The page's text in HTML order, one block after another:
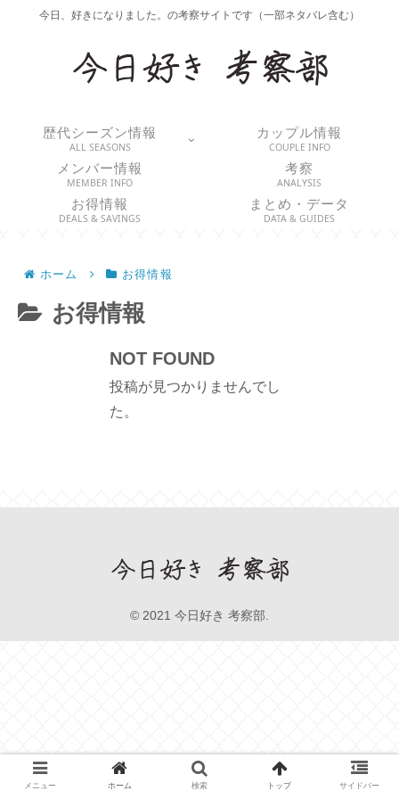
今日、好きになりました。の考察サイトです（一部ネタバレ含む）
歴代シーズン情報
ALL SEASONS
カップル情報
COUPLE INFO
メンバー情報
MEMBER INFO
考察
ANALYSIS
お得情報
DEALS & SAVINGS
まとめ・データ
DATA & GUIDES
ホーム お得情報
お得情報
NOT FOUND
投稿が見つかりませんでし
た。
© 2021 今日好き 考察部.
メニュー ホーム 検索 トップ サイドバー